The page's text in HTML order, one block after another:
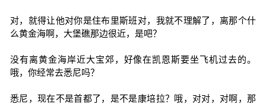
对，就得让他对你是住布里斯班对，我就不理解了，离那个什
么黄金海啊，大堡礁那边很近，是吧？
没有离黄金海岸近大宝郊，好像在凯恩斯要坐飞机过去的。
哦，你经常去悉尼吗？
悉尼，现在不是首都了，是不是康培拉？哦，对对，对啊，那